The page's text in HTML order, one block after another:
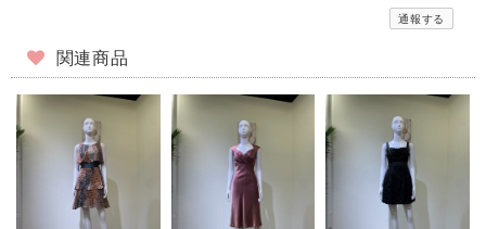
通報する
関連商品